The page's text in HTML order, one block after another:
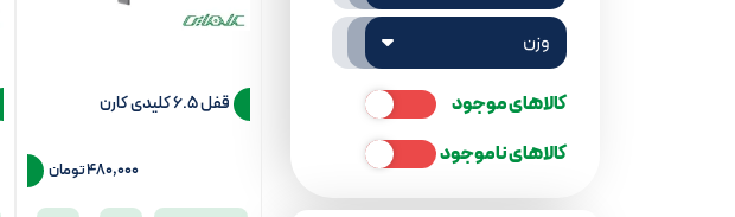
وزن
کالاهای موجود
کالاهای ناموجود
قفل 6.5 کلیدی کارن
480,000تومان